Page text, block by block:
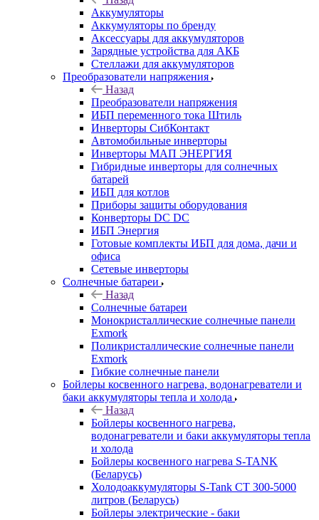
Аккумуляторы
Аккумуляторы по бренду
Аксессуары для аккумуляторов
Зарядные устройства для АКБ
Стеллажи для аккумуляторов
Преобразователи напряжения
Назад
Преобразователи напряжения
ИБП переменного тока Штиль
Инверторы СибКонтакт
Автомобильные инверторы
Инверторы МАП ЭНЕРГИЯ
Гибридные инверторы для солнечных
батарей
ИБП для котлов
Приборы защиты оборудования
Конверторы DC DC
ИБП Энергия
Готовые комплекты ИБП для дома, дачи и
офиса
Сетевые инверторы
Солнечные батареи
Назад
Солнечные батареи
Монокристаллические солнечные панели
Exmork
Поликристаллические солнечные панели
Exmork
Гибкие солнечные панели
Бойлеры косвенного нагрева, водонагреватели и
баки аккумуляторы тепла и холода
Назад
Бойлеры косвенного нагрева,
водонагреватели и баки аккумуляторы тепла
и холода
Бойлеры косвенного нагрева S-TANK
(Беларусь)
Холодоаккумуляторы S-Tank СТ 300-5000
литров (Беларусь)
Бойлеры электрические - баки